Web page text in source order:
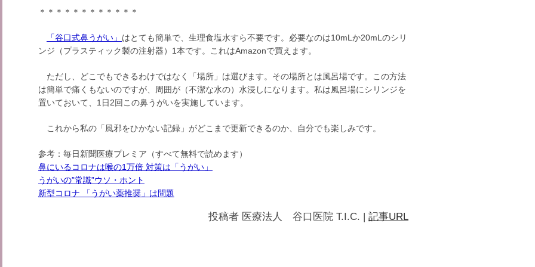
＊＊＊＊＊＊＊＊＊＊＊＊
「谷口式鼻うがい」 はとても簡単で、生理食塩水すら不要です。必要なのは10mLか20mLのシリ
ンジ（プラスティック製の注射器）1本です。これはAmazonで買えます。
ただし、どこでもできるわけではなく「場所」は選びます。その場所とは風呂場です。この方法
は簡単で痛くもないのですが、周囲が（不潔な水の）水浸しになります。私は風呂場にシリンジを
置いておいて、1日2回この鼻うがいを実施しています。
これから私の「風邪をひかない記録」がどこまで更新できるのか、自分でも楽しみです。
参考：毎日新聞医療プレミア（すべて無料で読めます）
鼻にいるコロナは喉の1万倍 対策は「うがい」
うがいの”常識”ウソ・ホント
新型コロナ 「うがい薬推奨」は問題
投稿者 医療法人 谷口医院 T.I.C. | 記事URL